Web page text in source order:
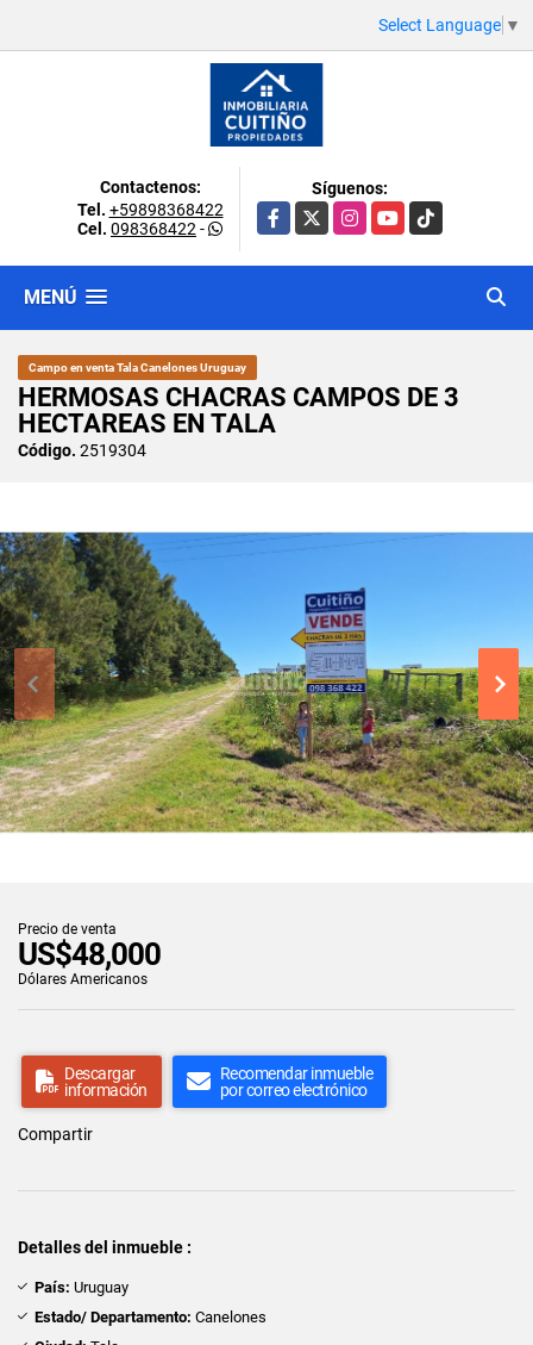
Select Language ▼
Contactenos:
Tel. +59898368422
Cel. 098368422 -
Síguenos:
Facebook
X InstagramYouTubeTikTok
MENÚ
Campo en venta Tala Canelones Uruguay
HERMOSAS CHACRAS CAMPOS DE 3
HECTAREAS EN TALA
Código. 2519304
Precio de venta
US$48,000
Dólares Americanos
Descargar
información
Recomendar inmueble
por correo electrónico
Compartir
Detalles del inmueble :
País: Uruguay
Estado/ Departamento: Canelones